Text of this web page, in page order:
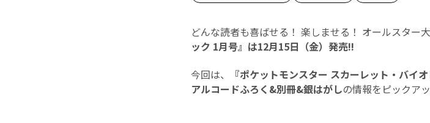
どんな読者も喜ばせる！ 楽しませる！ オールスター
ック 1月号』は12月15日（金）発売!!
今回は、
『ポケットモンスター スカーレット・バイ
アルコードふろく&別冊&銀はがしの情報をピックア